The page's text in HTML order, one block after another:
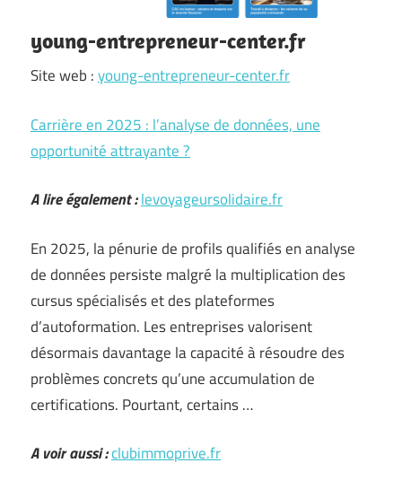
young-entrepreneur-center.fr
Site web :young-entrepreneur-center.fr
Carrière en 2025 : l’analyse de données, une
opportunité attrayante ?
A lire également :levoyageursolidaire.fr
En 2025, la pénurie de profils qualifiés en analyse
de données persiste malgré la multiplication des
cursus spécialisés et des plateformes
d’autoformation. Les entreprises valorisent
désormais davantage la capacité à résoudre des
problèmes concrets qu’une accumulation de
certifications. Pourtant, certains …
A voir aussi :clubimmoprive.fr